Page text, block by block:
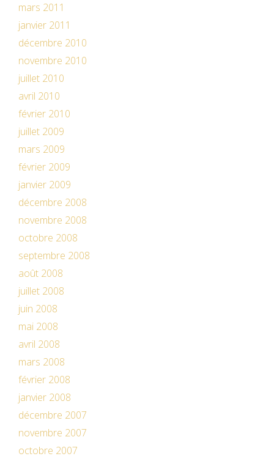
mars 2011
janvier 2011
décembre 2010
novembre 2010
juillet 2010
avril 2010
février 2010
juillet 2009
mars 2009
février 2009
janvier 2009
décembre 2008
novembre 2008
octobre 2008
septembre 2008
août 2008
juillet 2008
juin 2008
mai 2008
avril 2008
mars 2008
février 2008
janvier 2008
décembre 2007
novembre 2007
octobre 2007